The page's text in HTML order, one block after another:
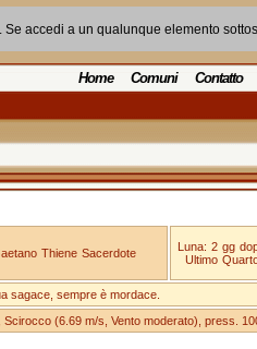
Se accedi a un qualunque elemento
Home Comuni Contatto
Thiene Sacerdote
Luna: 2 gg
Ultimo
sagace, sempre è mordace.
Scirocco (6.69 m/s, Vento moderato), press.